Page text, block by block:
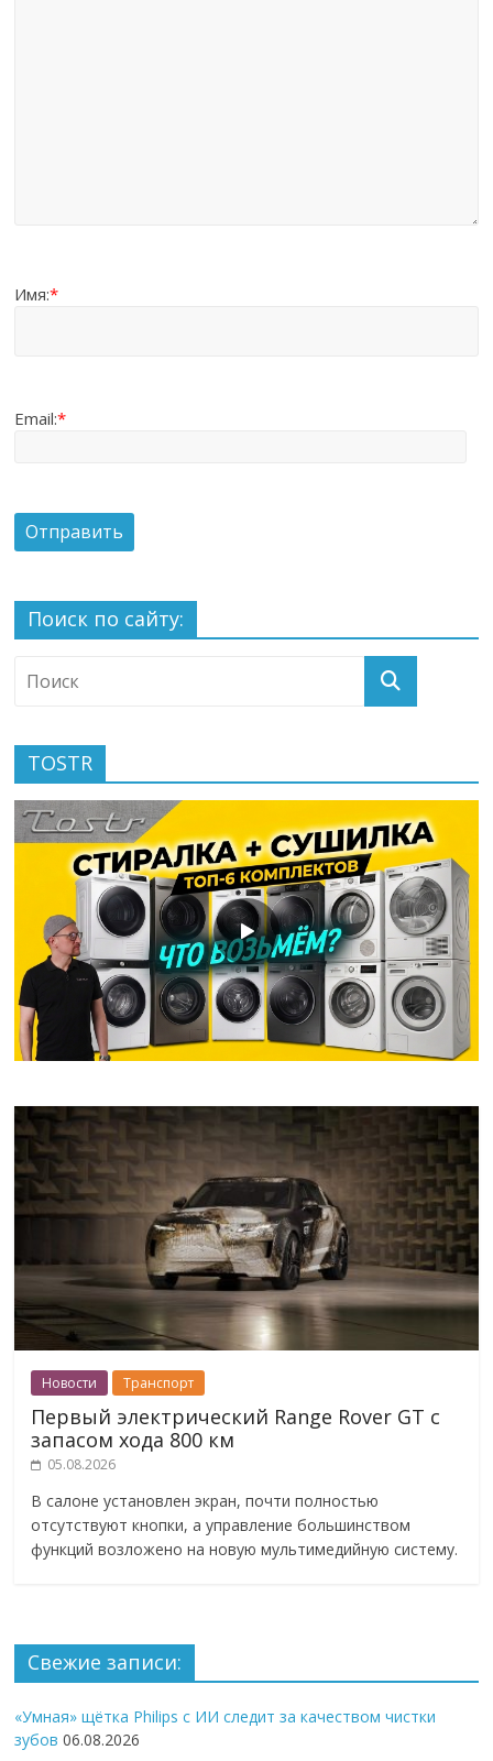
Имя:*
Email:*
Поиск по сайту:
TOSTR
Новости Транспорт
Первый электрический Range Rover GT с
запасом хода 800 км
05.08.2026
В салоне установлен экран, почти полностью
отсутствуют кнопки, а управление большинством
функций возложено на новую мультимедийную систему.
Свежие записи:
«Умная» щётка Philips с ИИ следит за качеством чистки
зубов 06.08.2026